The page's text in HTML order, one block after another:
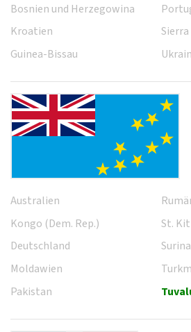
Bosnien und Herzegowina
Kroatien
Guinea-Bissau
Australien
Kongo (Dem. Rep.)
Deutschland
Moldawien
Pakistan
St.